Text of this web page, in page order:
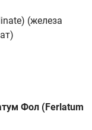
(железа
Фол (Ferlatum